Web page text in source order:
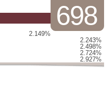
698
2.149%
2.243%
2.498%
2.724%
2.927%